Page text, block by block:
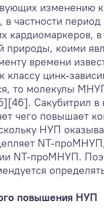
изменению
в частности
кардиомаркеров,
природы, коими
времени
цинк-
то молекулы
Сакубитрил в
чего повышает
НУП
NТ-
NТ-проМНУП.
повышения НУП